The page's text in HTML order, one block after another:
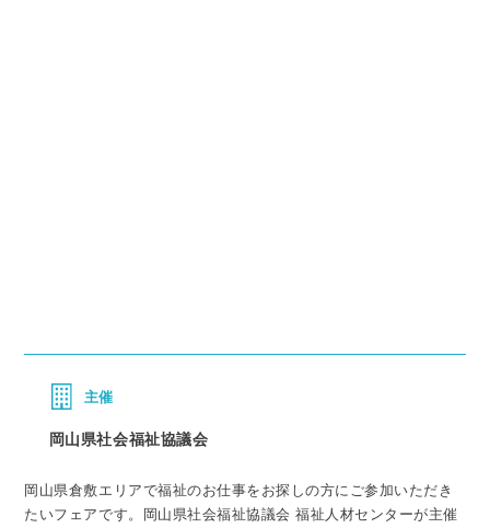
主催
岡山県社会福祉協議会
岡山県倉敷エリアで福祉のお仕事をお探しの方にご参加いただき
たいフェアです。岡山県社会福祉協議会 福祉人材センターが主催